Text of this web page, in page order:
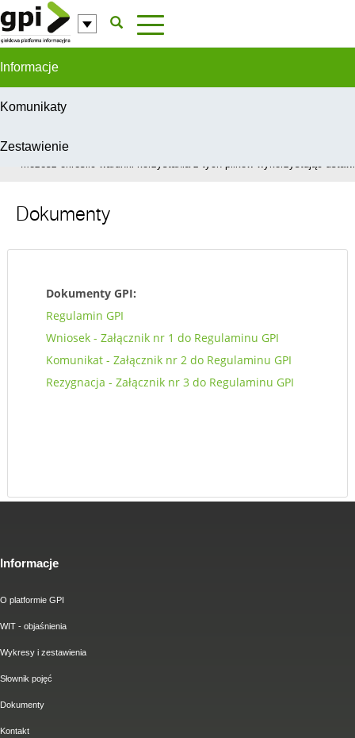
Przejdź do komentarzy
Informacje
Komunikaty
Zestawienie
W celu świadczenia usług na najwyższym poziomie, serwis GPI
Możesz określić warunki korzystania z tych plików wykorzystując
Dokumenty
Dokumenty GPI:
Regulamin GPI
Wniosek - Załącznik nr 1 do Regulaminu GPI
Komunikat - Załącznik nr 2 do Regulaminu GPI
Rezygnacja - Załącznik nr 3 do Regulaminu GPI
Informacje
O platformie GPI
WIT - objaśnienia
Wykresy i zestawienia
Słownik pojęć
Dokumenty
Kontakt